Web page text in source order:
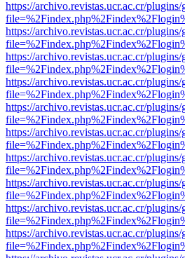
https://archivo.revistas.ucr.ac.cr/
https://archivo.revistas.ucr.ac.cr/
https://archivo.revistas.ucr.ac.cr/
https://archivo.revistas.ucr.ac.cr/
https://archivo.revistas.ucr.ac.cr/
https://archivo.revistas.ucr.ac.cr/
https://archivo.revistas.ucr.ac.cr/
https://archivo.revistas.ucr.ac.cr/
https://archivo.revistas.ucr.ac.cr/
https://archivo.revistas.ucr.ac.cr/